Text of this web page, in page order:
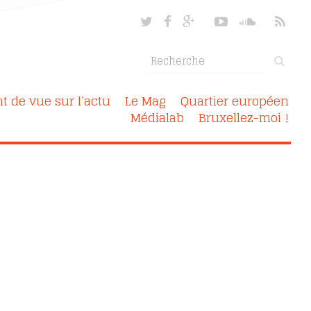
de vue sur l’actu Le Mag Quartier européen
Médialab Bruxellez-moi !